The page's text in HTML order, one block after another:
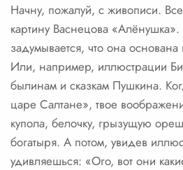
Начну, пожалуй, с живописи.
картину Васнецова
задумывается, что она
Или, например, иллюстрации
былинам и сказкам Пушкина.
царе Салтане», твое
купола, белочку, грызущую
богатыря. А потом, увидев
удивляешься: «Ого, вот они